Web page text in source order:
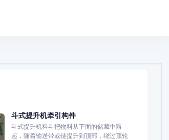
斗式提升机牵引构件
斗式提升机料斗把物料从下面的储藏中舀
起，随着输送带或链提升到顶部，绕过顶轮